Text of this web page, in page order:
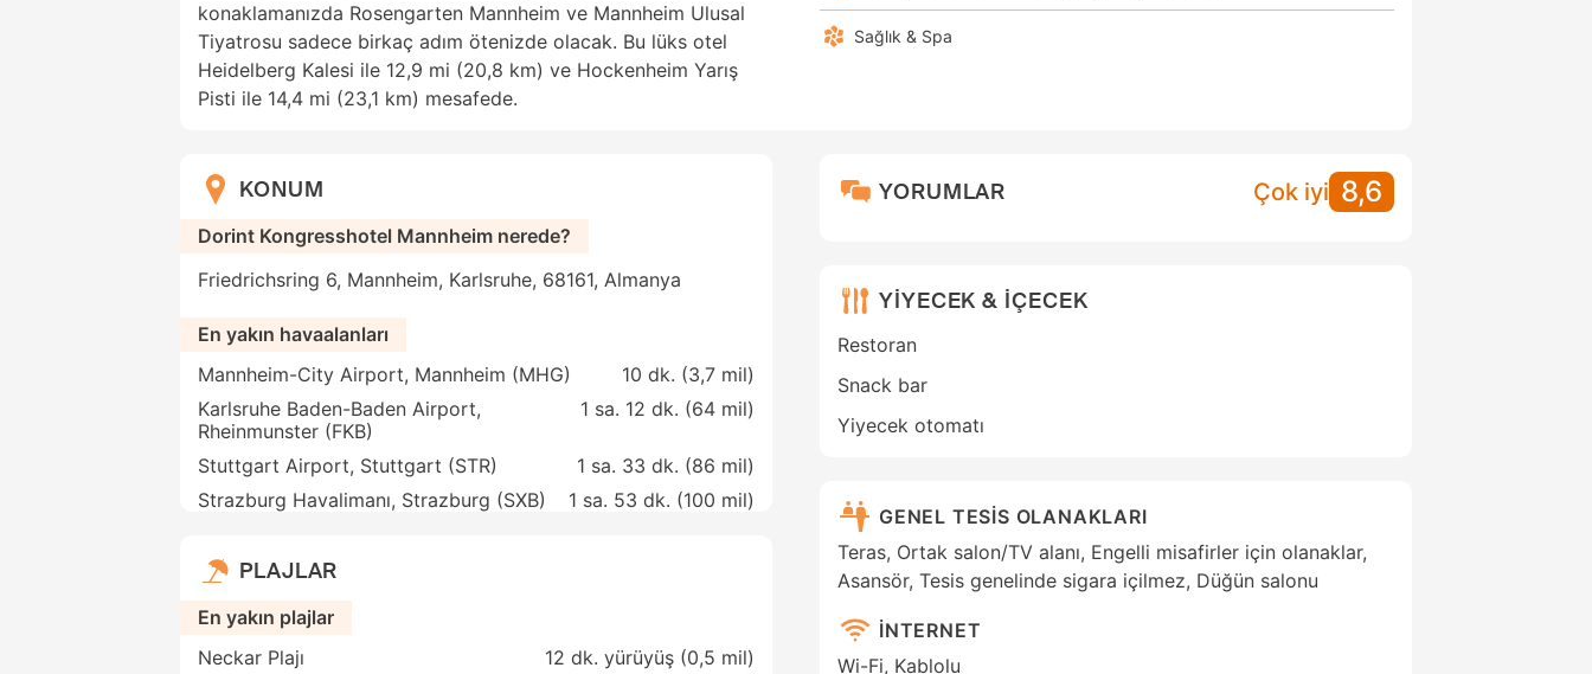
konaklamanızda Rosengarten Mannheim ve Mannheim Ulusal
Tiyatrosu sadece birkaç adım ötenizde olacak. Bu lüks otel
Heidelberg Kalesi ile 12,9 mi (20,8 km) ve Hockenheim Yarış
Pisti ile 14,4 mi (23,1 km) mesafede.
Sağlık & Spa
KONUM
Dorint Kongresshotel Mannheim nerede?
Friedrichsring 6, Mannheim, Karlsruhe, 68161, Almanya
En yakın havaalanları
Mannheim-City Airport, Mannheim (MHG)
10 dk. (3,7 mil)
Karlsruhe Baden-Baden Airport,
Rheinmunster (FKB)
1 sa. 12 dk. (64 mil)
Stuttgart Airport, Stuttgart (STR) 1 sa. 33 dk. (86 mil)
Strazburg Havalimanı, Strazburg (SXB)
1 sa. 53 dk. (100 mil)
PLAJLAR
En yakın plajlar
Neckar Plajı
12 dk. yürüyüş (0,5 mil)
YORUMLAR Çok iyi 8,6
YİYECEK & İÇECEK
Restoran
Snack bar
Yiyecek otomatı
GENEL TESİS OLANAKLARI
Teras, Ortak salon/TV alanı, Engelli misafirler için olanaklar,
Asansör, Tesis genelinde sigara içilmez, Düğün salonu
İNTERNET
Wi-Fi, Kablolu